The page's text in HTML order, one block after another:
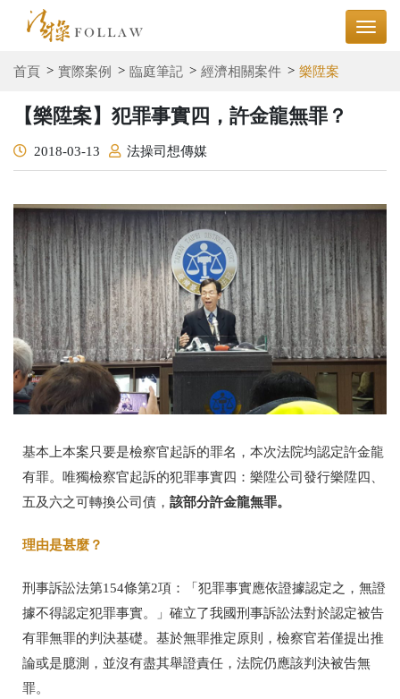
首頁 實際案例 臨庭筆記 經濟相關案件 樂陞案
【樂陞案】犯罪事實四，許金龍無罪？
2018-03-13 法操司想傳媒
基本上本案只要是檢察官起訴的罪名，本次法院均認定許金龍
有罪。唯獨檢察官起訴的犯罪事實四：樂陞公司發行樂陞四、
五及六之可轉換公司債， 該部分許金龍無罪。
理由是甚麼？
刑事訴訟法第154條第2項：「犯罪事實應依證據認定之，無證
據不得認定犯罪事實。」確立了我國刑事訴訟法對於認定被告
有罪無罪的判決基礎。基於無罪推定原則，檢察官若僅提出推
論或是臆測，並沒有盡其舉證責任，法院仍應該判決被告無
罪。